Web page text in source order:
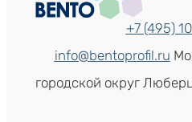
+7 (495)
info@bentoprofil.ru
городской округ